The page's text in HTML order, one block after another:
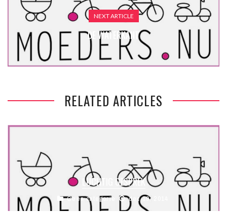
NEXT ARTICLE
DE WATERKANT
RELATED ARTICLES
LUCHTIG GESPREK
Geen categorie dec 19, 2014